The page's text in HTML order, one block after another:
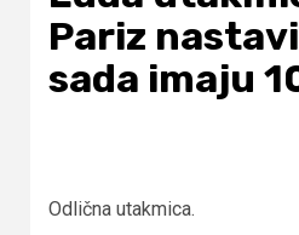
Pariz
sada imaju
Odlična utakmica.